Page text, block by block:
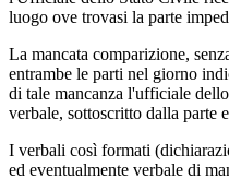
luogo ove trovasi la parte
La mancata comparizione,
entrambe le parti nel giorno
di tale mancanza l'ufficiale
verbale, sottoscritto dalla parte
I verbali così formati
ed eventualmente verbale di